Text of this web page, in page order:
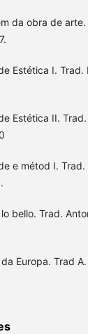
da obra de
Estética I.
Estética II.
e métod I.
lo bello. Trad.
da Europa. Trad